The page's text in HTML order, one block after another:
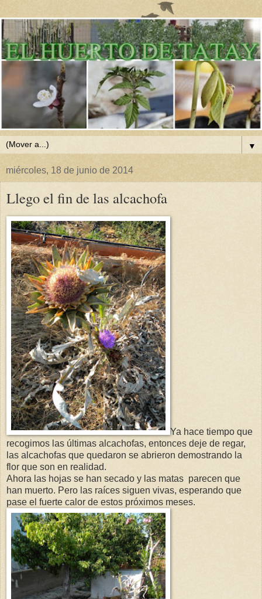
▼
miércoles, 18 de junio de 2014
Llego el fin de las alcachofa
Ya hace tiempo que
recogimos las últimas alcachofas, entonces deje de regar,
las alcachofas que quedaron se abrieron demostrando la
flor que son en realidad.
Ahora las hojas se han secado y las matas parecen que
han muerto. Pero las raíces siguen vivas, esperando que
pase el fuerte calor de estos próximos meses.